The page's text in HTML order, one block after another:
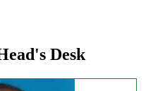
Desk